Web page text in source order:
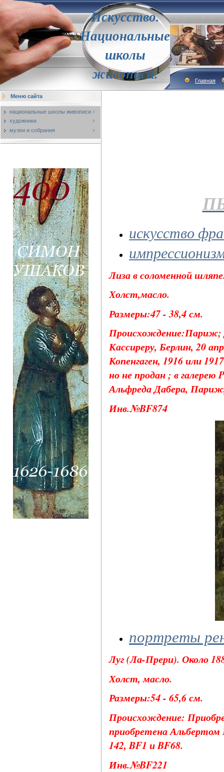
Искусство.
Национальные
школы
живописи.
Главная
Меню сайта
национальные школы живописи
художники
музеи и собрания
искусство
Лиза в соломенной
Холст,масло.
Размеры:47 - 38,4 см.
Происхождение:Париж;
Кассиреру, Берлин, 20
Копенгаген, 1916 или
но не продан ; в галерею
Альфреда Дабера,
Инв.№BF874
портреты
Луг (Ла-Прери). Около
Холст, масло.
Размеры:54 - 65,6 см.
Происхождение:
приобретена Альбертом
142, BF1 и BF68.
Инв.№BF221